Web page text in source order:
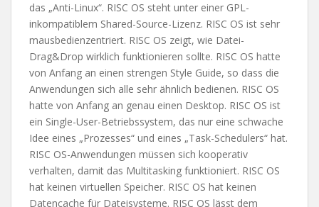
das „Anti-Linux“. RISC OS steht unter einer GPL-
inkompatiblem Shared-Source-Lizenz. RISC OS ist sehr
mausbedienzentriert. RISC OS zeigt, wie Datei-
Drag&Drop wirklich funktionieren sollte. RISC OS hatte
von Anfang an einen strengen Style Guide, so dass die
Anwendungen sich alle sehr ähnlich bedienen. RISC OS
hatte von Anfang an genau einen Desktop. RISC OS ist
ein Single-User-Betriebssystem, das nur eine schwache
Idee eines „Prozesses“ und eines „Task-Schedulers“ hat.
RISC OS-Anwendungen müssen sich kooperativ
verhalten, damit das Multitasking funktioniert. RISC OS
hat keinen virtuellen Speicher. RISC OS hat keinen
Datencache für Dateisysteme. RISC OS lässt dem